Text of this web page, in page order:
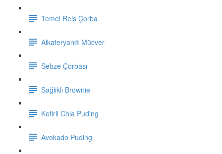
Temel Reis Çorba
Alkateryan® Mücver
Sebze Çorbası
Sağlıklı Brownie
Kefirli Chia Puding
Avokado Puding